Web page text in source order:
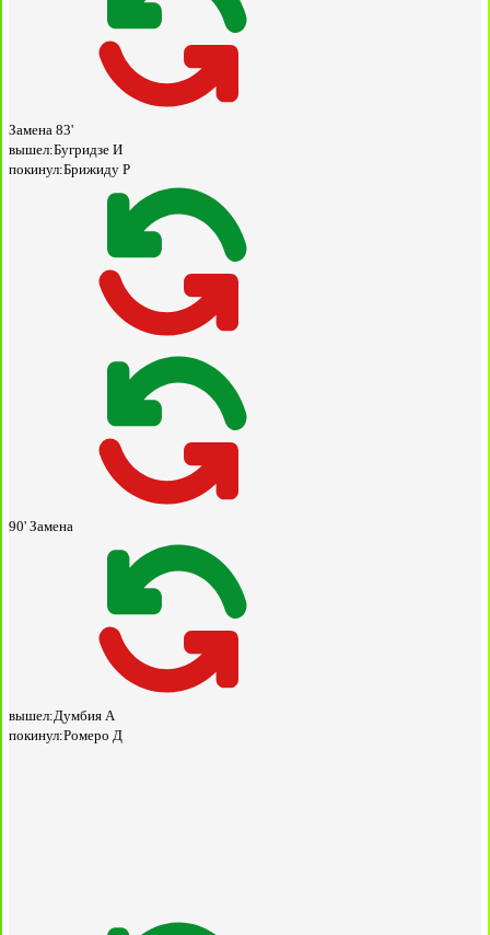
Замена 83'
вышел:Бугридзе И
покинул:Брижиду Р
90' Замена
вышел:Думбия А
покинул:Ромеро Д